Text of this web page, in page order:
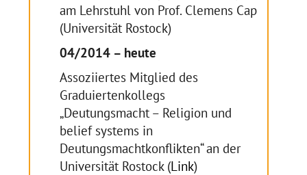
am Lehrstuhl von Prof. Clemens Cap
(Universität Rostock)
04/2014 – heute
Assoziiertes Mitglied des
Graduiertenkollegs
„Deutungsmacht – Religion und
belief systems in
Deutungsmachtkonflikten“ an der
Universität Rostock (Link)